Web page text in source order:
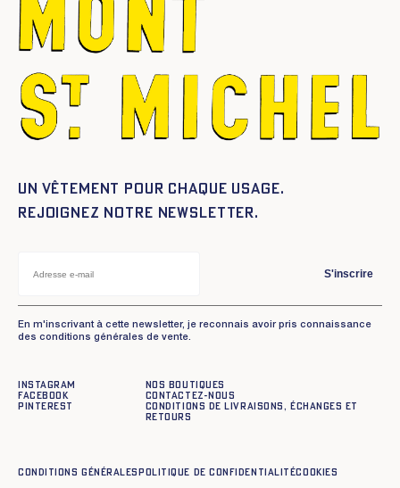
Un vêtement pour chaque usage.
Rejoignez notre newsletter.
S'inscrire
En m'inscrivant à cette newsletter, je reconnais avoir pris connaissance
des conditions générales de vente.
Instagram
Facebook
Pinterest
Nos boutiques
Contactez-nous
Conditions de livraisons, échanges et
retours
Conditions générales Politique de confidentialitéCookies